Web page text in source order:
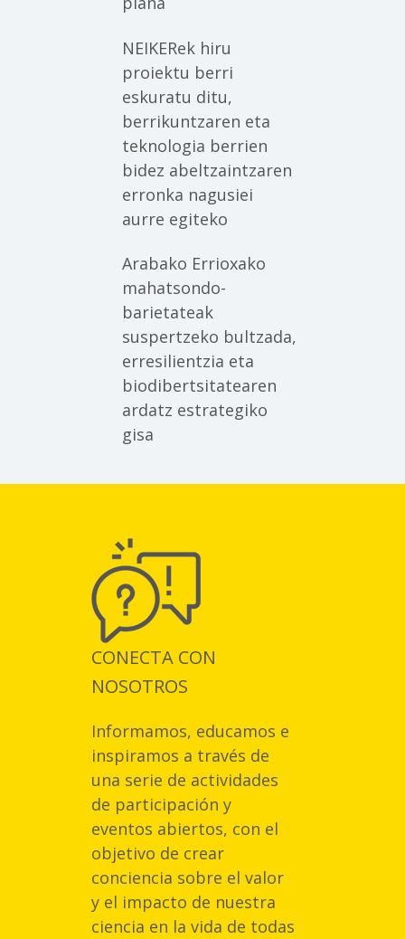
NEIKERek hiru
proiektu berri
eskuratu ditu,
berrikuntzaren eta
teknologia berrien
bidez abeltzaintzaren
erronka nagusiei
aurre egiteko
Arabako Errioxako
mahatsondo-
barietateak
suspertzeko bultzada,
erresilientzia eta
biodibertsitatearen
ardatz estrategiko
gisa
CONECTA CON
NOSOTROS
Informamos, educamos e
inspiramos a través de
una serie de actividades
de participación y
eventos abiertos, con el
objetivo de crear
conciencia sobre el valor
y el impacto de nuestra
ciencia en la vida de todas